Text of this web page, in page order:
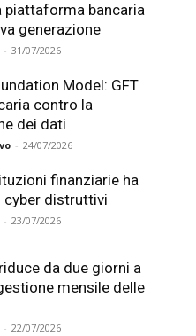
piattaforma bancaria
generazione
- 31/07/2026
Model: GFT
contro la
dei dati
- 24/07/2026
finanziarie ha
distruttivi
- 23/07/2026
da due giorni a
mensile delle
- 22/07/2026